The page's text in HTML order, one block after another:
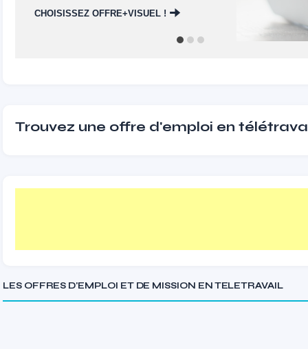
CHOISISSEZ OFFRE+VISUEL !
Trouvez une offre d'emploi en
LES OFFRES D'EMPLOI ET DE MISSION EN TELETRAVAIL